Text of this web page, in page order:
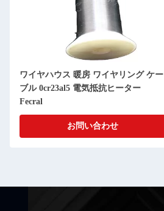
ワイヤハウス 暖房 ワイヤリング ケー
ブル 0cr23al5 電気抵抗ヒーター
Fecral
お問い合わせ